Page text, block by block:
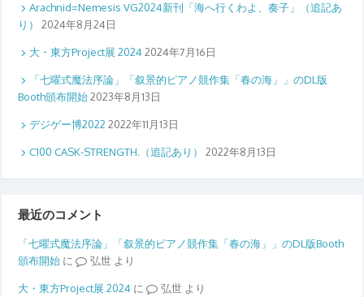
Arachnid=Nemesis VG2024新刊「海へ行くわよ、奏子」（追記あ
り）
2024年8月24日
大・東方Project展 2024 2024年7月16日
「七曜式魔法序論」「叙景的ピアノ競作集「春の海」」のDL版
Booth頒布開始 2023年8月13日
デジゲー博2022 2022年11月13日
C100 CASK-STRENGTH.（追記あり） 2022年8月13日
最近のコメント
「七曜式魔法序論」「叙景的ピアノ競作集「春の海」」のDL版Booth
頒布開始 に 弘世より
大・東方Project展 2024 に 弘世より